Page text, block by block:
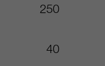
250
40